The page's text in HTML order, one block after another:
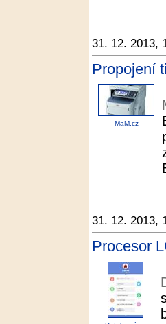
31. 12. 2013,
Propojení
MaM.cz
31. 12. 2013,
Procesor